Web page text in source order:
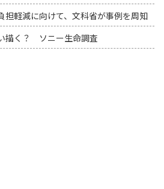
軽減に向けて、文科省が事例を周知
描く？ ソニー生命調査